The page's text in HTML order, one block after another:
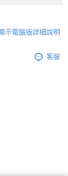
示電腦版詳細說明
客服